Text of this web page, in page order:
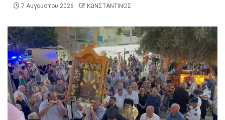
7 Αυγούστου 2026 ΚΩΝΣΤΑΝΤΙΝΟΣ